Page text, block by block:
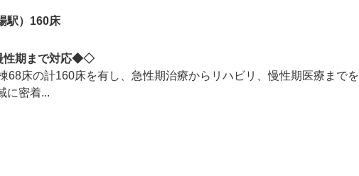
駅）160床
性期まで対応◆◇
68床の計160床を有し、急性期治療からリハビリ、慢性期医療までを
に密着...